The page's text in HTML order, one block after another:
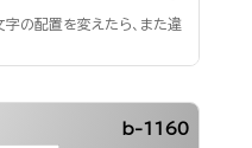
字の配置を変えたら、また違
b-1160